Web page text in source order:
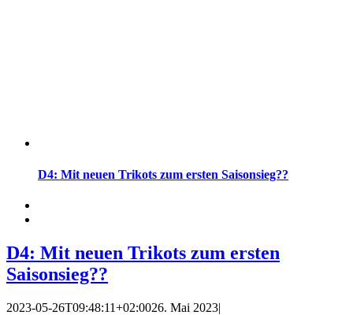
D4: Mit neuen Trikots zum ersten Saisonsieg??
D4: Mit neuen Trikots zum ersten
Saisonsieg??
2023-05-26T09:48:11+02:0026. Mai 2023|